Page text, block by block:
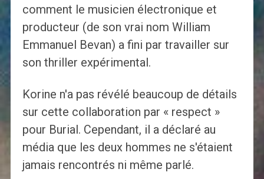
comment le musicien électronique et
producteur (de son vrai nom William
Emmanuel Bevan) a fini par travailler sur
son thriller expérimental.
Korine n'a pas révélé beaucoup de détails
sur cette collaboration par « respect »
pour Burial. Cependant, il a déclaré au
média que les deux hommes ne s'étaient
jamais rencontrés ni même parlé.